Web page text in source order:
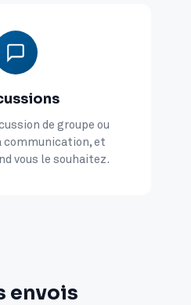
de groupe ou
communication, et
vous le souhaitez.
envois